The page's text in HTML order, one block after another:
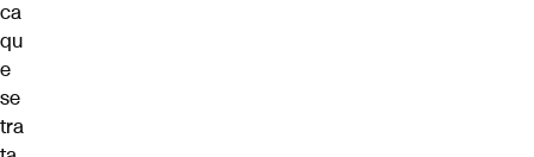
ca
qu
e
se
tra